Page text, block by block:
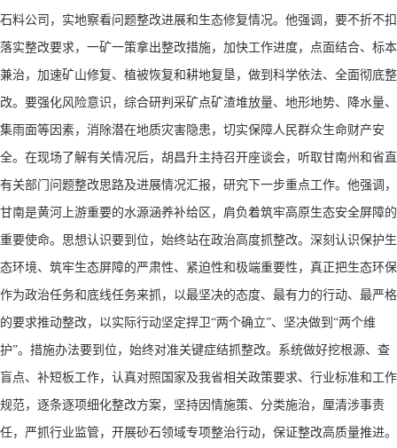
石料公司，实地察看问题整改进展和生态修复情况。他强调，要不折不扣
落实整改要求，一矿一策拿出整改措施，加快工作进度，点面结合、标本
兼治，加速矿山修复、植被恢复和耕地复垦，做到科学依法、全面彻底整
改。要强化风险意识，综合研判采矿点矿渣堆放量、地形地势、降水量、
集雨面等因素，消除潜在地质灾害隐患，切实保障人民群众生命财产安
全。在现场了解有关情况后，胡昌升主持召开座谈会，听取甘南州和省直
有关部门问题整改思路及进展情况汇报，研究下一步重点工作。他强调，
甘南是黄河上游重要的水源涵养补给区，肩负着筑牢高原生态安全屏障的
重要使命。思想认识要到位，始终站在政治高度抓整改。深刻认识保护生
态环境、筑牢生态屏障的严肃性、紧迫性和极端重要性，真正把生态环保
作为政治任务和底线任务来抓，以最坚决的态度、最有力的行动、最严格
的要求推动整改，以实际行动坚定捍卫“两个确立”、坚决做到“两个维
护”。措施办法要到位，始终对准关键症结抓整改。系统做好挖根源、查
盲点、补短板工作，认真对照国家及我省相关政策要求、行业标准和工作
规范，逐条逐项细化整改方案，坚持因情施策、分类施治，厘清涉事责
任，严抓行业监管，开展砂石领域专项整治行动，保证整改高质量推进。